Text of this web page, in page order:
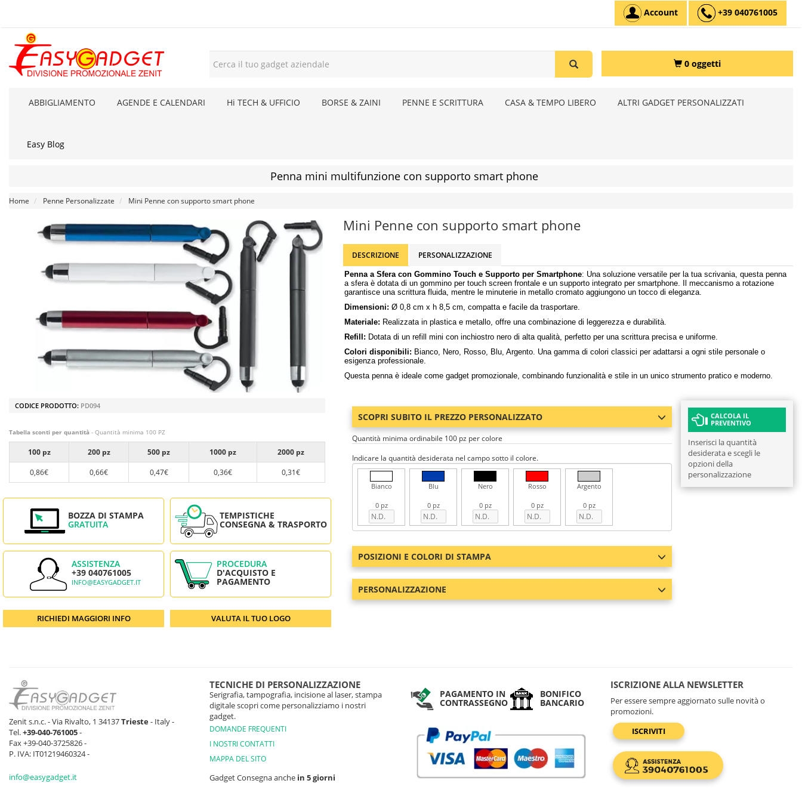
Account +39 040761005
0 oggetti
ABBIGLIAMENTO AGENDE E CALENDARI Hi TECH & UFFICIO BORSE & ZAINI PENNE E SCRITTURA CASA & TEMPO LIBERO ALTRI GADGET PERSONALIZZATI
Easy Blog
Penna mini multifunzione con supporto smart phone
Home Penne Personalizzate Mini Penne con supporto smart phone
CODICE PRODOTTO: PD094
Tabella sconti per quantità - Quantità minima 100 PZ
100 pz 200 pz 500 pz 1000 pz
2000 pz
0,86€
0,66€ 0,47€ 0,36€ 0,31€
BOZZA DI STAMPA
GRATUITA
TEMPISTICHE
CONSEGNA & TRASPORTO
ASSISTENZA
+39 040761005
INFO@EASYGADGET.IT
PROCEDURA
D'ACQUISTO E
PAGAMENTO
RICHIEDI MAGGIORI INFO VALUTA IL TUO LOGO
Mini Penne con supporto smart phone
DESCRIZIONE PERSONALIZZAZIONE
Penna a Sfera con Gommino Touch e Supporto per Smartphone: Una soluzione versatile per la tua scrivania, questa penna
a sfera è dotata di un gommino per touch screen frontale e un supporto integrato per smartphone. Il meccanismo a rotazione
garantisce una scrittura fluida, mentre le minuterie in metallo cromato aggiungono un tocco di eleganza.
Dimensioni: Ø 0,8 cm x h 8,5 cm, compatta e facile da trasportare.
Materiale: Realizzata in plastica e metallo, offre una combinazione di leggerezza e durabilità.
Refill: Dotata di un refill mini con inchiostro nero di alta qualità, perfetto per una scrittura precisa e uniforme.
Colori disponibili: Bianco, Nero, Rosso, Blu, Argento. Una gamma di colori classici per adattarsi a ogni stile personale o
esigenza professionale.
Questa penna è ideale come gadget promozionale, combinando funzionalità e stile in un unico strumento pratico e moderno.
SCOPRI SUBITO IL PREZZO PERSONALIZZATO
Quantità minima ordinabile 100 pz per colore
Indicare la quantità desiderata nel campo sotto il colore.
Bianco
0 pz
Blu
0 pz
Nero
0 pz
Rosso
0 pz
Argento
0 pz
POSIZIONI E COLORI DI STAMPA
PERSONALIZZAZIONE
CALCOLA IL
PREVENTIVO
Inserisci la quantità
desiderata e scegli le
opzioni della
personalizzazione
Zenit s.n.c. - Via Rivalto, 1 34137Trieste- Italy -
Tel.+39-040-761005-
Fax +39-040-3725826 -
P. IVA: IT01219460324 -
info@easygadget.it
TECNICHE DI PERSONALIZZAZIONE
Serigrafia, tampografia, incisione al laser, stampa
digitale scopri come personalizziamo i nostri
gadget.
DOMANDE FREQUENTI
I NOSTRI CONTATTI
MAPPA DEL SITO
Gadget Consegna anche in 5 giorni
PAGAMENTO IN
CONTRASSEGNO
BONIFICO
BANCARIO
ISCRIZIONE ALLA NEWSLETTER
Per essere sempre aggiornato sulle novità o
promozioni.
ISCRIVITI